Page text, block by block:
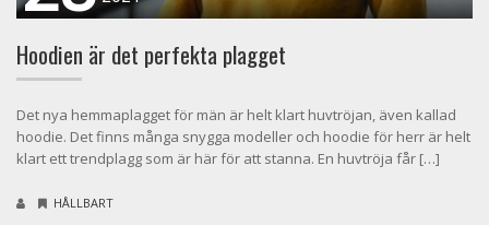
Hoodien är det perfekta plagget
Det nya hemmaplagget för män är helt klart huvtröjan, även kallad
hoodie. Det finns många snygga modeller och hoodie för herr är helt
klart ett trendplagg som är här för att stanna. En huvtröja får […]
HÅLLBART